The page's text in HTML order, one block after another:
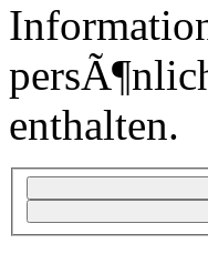
enthalten.